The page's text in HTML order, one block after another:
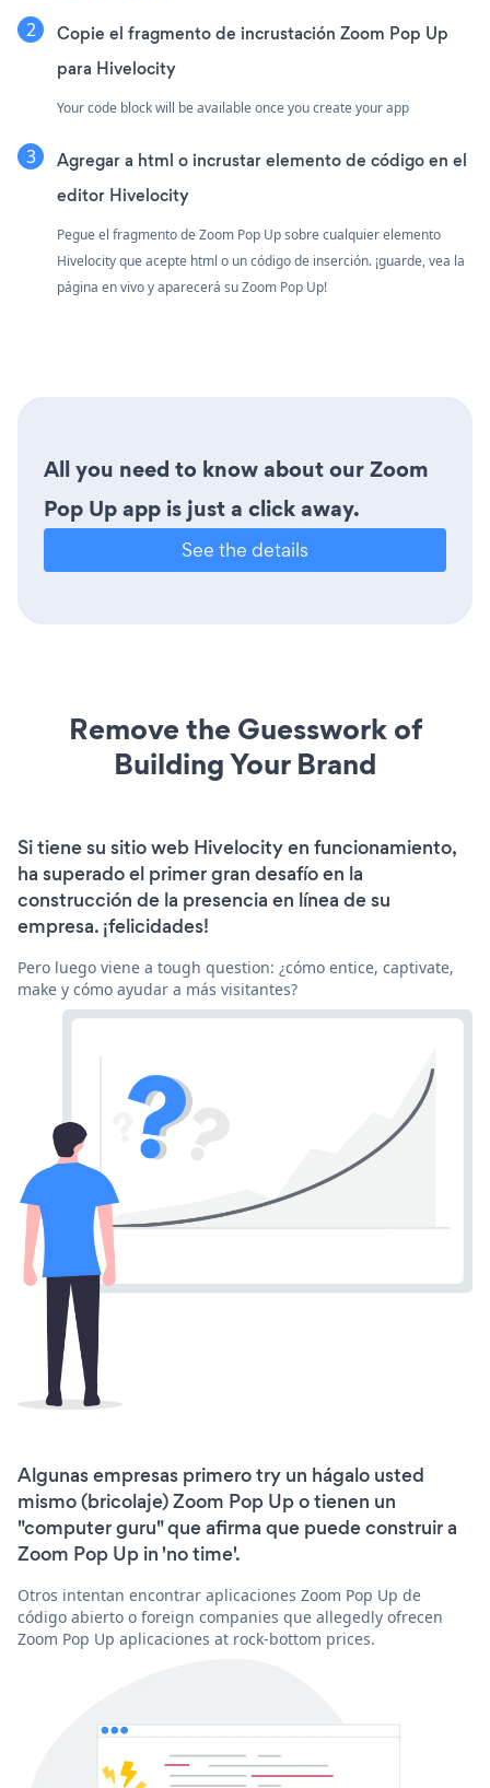
Copie el fragmento de incrustación Zoom Pop Up
para Hivelocity
Your code block will be available once you create your app
Agregar a html o incrustar elemento de código en el
editor Hivelocity
Pegue el fragmento de Zoom Pop Up sobre cualquier elemento
Hivelocity que acepte html o un código de inserción. ¡guarde, vea la
página en vivo y aparecerá su Zoom Pop Up!
All you need to know about our Zoom
Pop Up app is just a click away.
See the details
Remove the Guesswork of
Building Your Brand
Si tiene su sitio web Hivelocity en funcionamiento,
ha superado el primer gran desafío en la
construcción de la presencia en línea de su
empresa. ¡felicidades!
Pero luego viene a tough question: ¿cómo entice, captivate,
make y cómo ayudar a más visitantes?
Algunas empresas primero try un hágalo usted
mismo (bricolaje) Zoom Pop Up o tienen un
"computer guru" que afirma que puede construir a
Zoom Pop Up in 'no time'.
Otros intentan encontrar aplicaciones Zoom Pop Up de
código abierto o foreign companies que allegedly ofrecen
Zoom Pop Up aplicaciones at rock-bottom prices.